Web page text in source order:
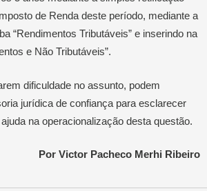
de Renda deste período, mediante a
“Rendimentos Tributáveis” e inserindo na
e Não Tributáveis”.
dificuldade no assunto, podem
jurídica de confiança para esclarecer
na operacionalização desta questão.
Por Victor Pacheco Merhi Ribeiro